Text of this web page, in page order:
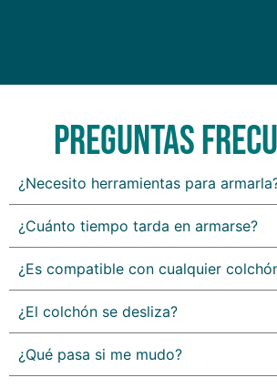
Preguntas
¿Necesito herramientas para
¿Cuánto tiempo tarda en armarse?
¿Es compatible con cualquier
¿El colchón se desliza?
¿Qué pasa si me mudo?